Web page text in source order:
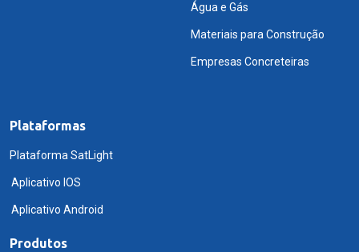
Água e Gás
Materiais para Construção
Empresas Concreteiras
Plataformas
Plataforma SatLight
Aplicativo IOS
Aplicativo Android
Produtos